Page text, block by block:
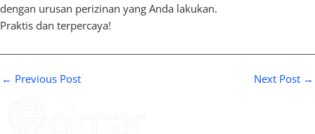
dengan urusan perizinan yang Anda lakukan.
Praktis dan terpercaya!
← Previous Post Next Post →